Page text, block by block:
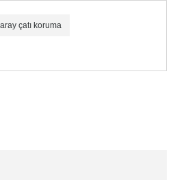
çatı koruma